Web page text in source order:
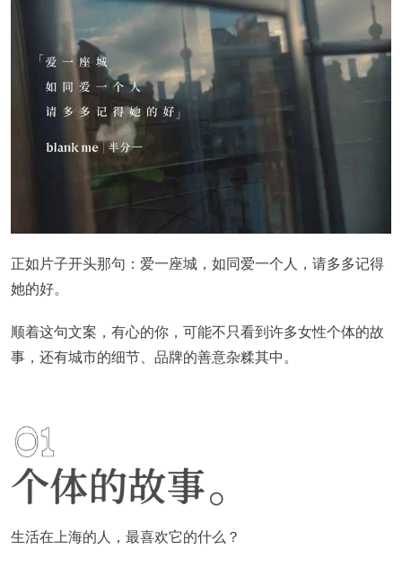
正如片子开头那句：爱一座城，如同爱一个人，请多多记得
她的好。
顺着这句文案，有心的你，可能不只看到许多女性个体的故
事，还有城市的细节、品牌的善意杂糅其中。
生活在上海的人，最喜欢它的什么？